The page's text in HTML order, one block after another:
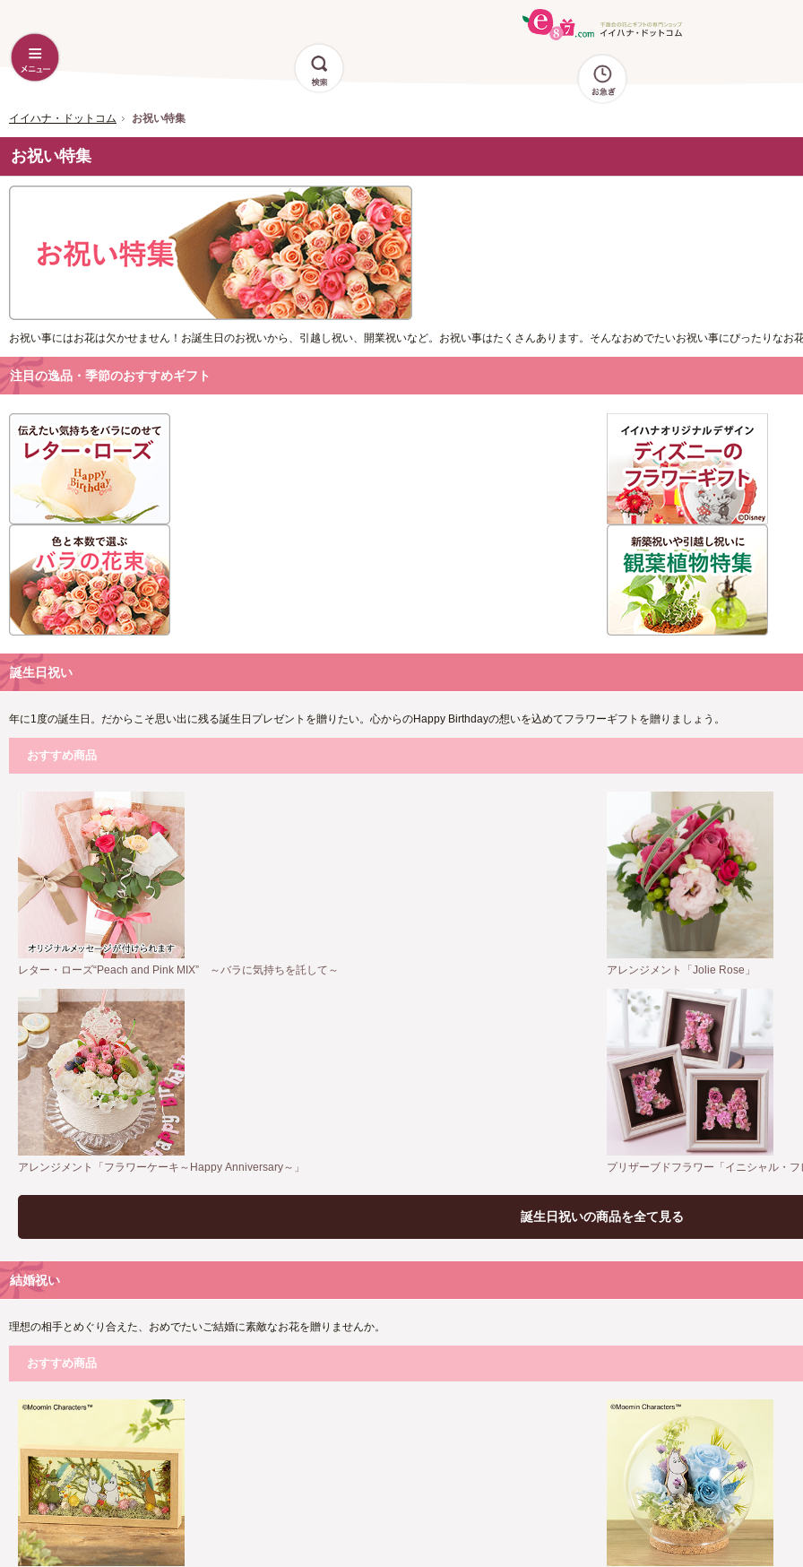
イイハナ・ドットコム お祝い特集
お祝い特集
お祝い事にはお花は欠かせません！お誕生日のお祝いから、引越し祝い、開業祝いなど。お祝い事はたくさんあります。そんなおめでたいお祝い事にぴったりなお
注目の逸品・季節のおすすめギフト
誕生日祝い
年に1度の誕生日。だからこそ思い出に残る誕生日プレゼントを贈りたい。心からのHappy Birthdayの想いを込めてフラワーギフトを贈りましょう。
おすすめ商品
レター・ローズ“Peach and Pink MIX” ～バラに気持ちを託して～ アレンジメント「Jolie Rose」
アレンジメント「フラワーケーキ～Happy Anniversary～」 プリザーブドフラワー「イニシャル・
誕生日祝いの商品を全て見る
結婚祝い
理想の相手とめぐり合えた、おめでたいご結婚に素敵なお花を贈りませんか。
おすすめ商品